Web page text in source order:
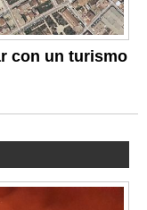
con un turismo